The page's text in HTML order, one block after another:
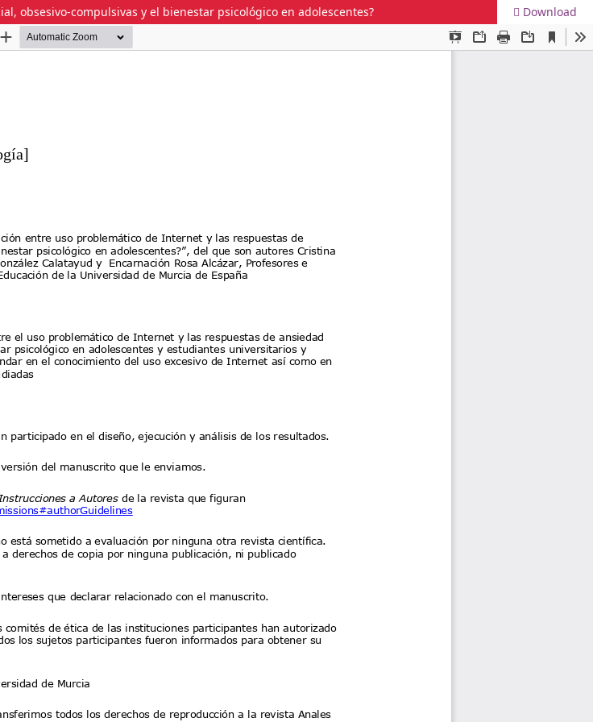
obsesivo-compulsivas y el bienestar psicológico en adolescentes? Download